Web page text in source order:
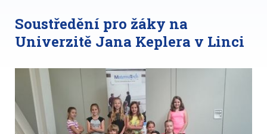
Soustředění pro žáky na
Univerzitě Jana Keplera v Linci